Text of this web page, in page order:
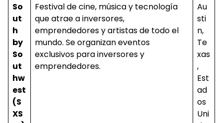
So
ut
h
by
So
ut
hw
est
(S
XS
Festival de cine, música y tecnología
que atrae a inversores,
emprendedores y artistas de todo el
mundo. Se organizan eventos
exclusivos para inversores y
emprendedores.
Au
sti
n,
Te
xas
,
Est
ad
os
Uni